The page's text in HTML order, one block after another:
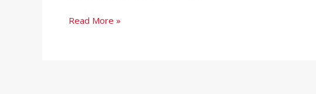
Read More »